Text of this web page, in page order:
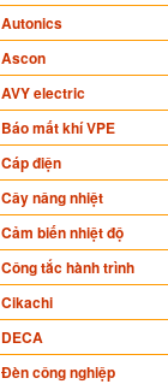
Autonics
Ascon
AVY electric
Báo mất khí VPE
Cáp điện
Cây nâng nhiệt
Cảm biến nhiệt độ
Công tắc hành trình
Cikachi
DECA
Đèn công nghiệp